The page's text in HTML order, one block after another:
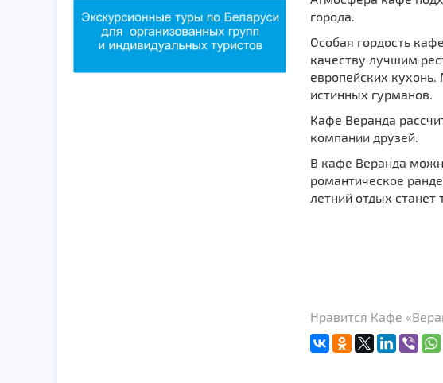
города.
Особая гордость
качеству лучшим
европейских
истинных гурманов.
Кафе Веранда
компании друзей.
В кафе Веранда
романтическое
летний отдых
Нравится Кафе